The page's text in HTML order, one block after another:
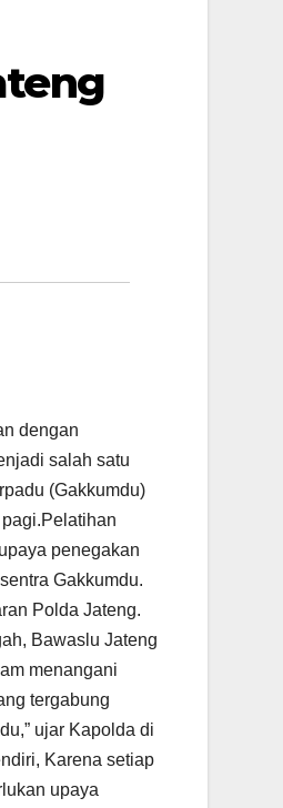
dengan
salah satu
(Gakkumdu)
penegakan
Gakkumdu.
Polda Jateng.
Bawaslu Jateng
menangani
tergabung
ujar Kapolda di
Karena setiap
upaya